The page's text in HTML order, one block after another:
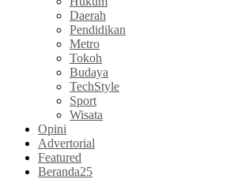
Daerah
Pendidikan
Metro
Tokoh
Budaya
TechStyle
Sport
Wisata
Opini
Advertorial
Featured
Beranda25